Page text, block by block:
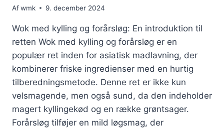
Afwmk 9. december 2024
Wok med kylling og forårsløg: En introduktion til
retten Wok med kylling og forårsløg er en
populær ret inden for asiatisk madlavning, der
kombinerer friske ingredienser med en hurtig
tilberedningsmetode. Denne ret er ikke kun
velsmagende, men også sund, da den indeholder
magert kyllingekød og en række grøntsager.
Forårsløg tilføjer en mild løgsmag, der